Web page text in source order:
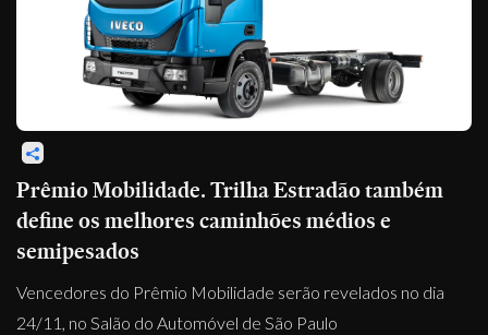
Prêmio Mobilidade. Trilha Estradão também
define os melhores caminhões médios e
semipesados
Vencedores do Prêmio Mobilidade serão revelados no dia
24/11, no Salão do Automóvel de São Paulo